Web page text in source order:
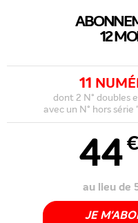
12
11
dont 2 N° doubles
avec un N° hors
44
au lieu de
JE